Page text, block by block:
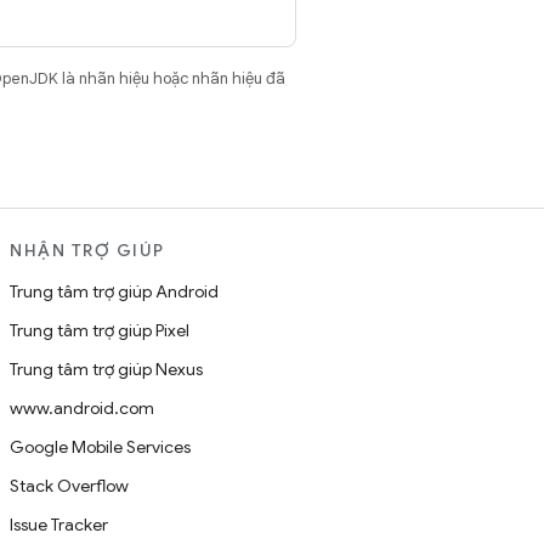
là nhãn hiệu hoặc nhãn hiệu đã
NHẬN TRỢ GIÚP
Trung tâm trợ giúp Android
Trung tâm trợ giúp Pixel
Trung tâm trợ giúp Nexus
www.android.com
Google Mobile Services
Stack Overflow
Issue Tracker